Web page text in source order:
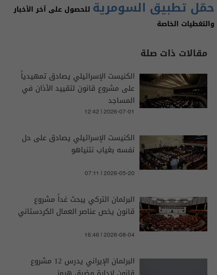
حمّل تطبيق السومرية للحصول على آخر الأخبار
والتغطيات الخاصة
مقالات ذات صلة
الكنيست الإسرائيلي يصادق تمهيدياً
على مشروع قانون لتقييد الأذان في
المساجد
12:42 | 2026-07-01
الكنيست الإسرائيلي يصادق على حل
نفسه بغياب نتنياهو
07:11 | 2026-05-20
البرلمان التركي يبحث غداً مشروع
قانون يخص عناصر العمال الكردستاني
16:46 | 2026-08-04
البرلمان الإيراني يدرس 12 مشروع